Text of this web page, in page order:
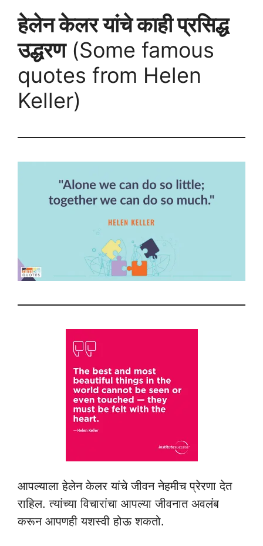
हेलेन केलर यांचे काही प्रसिद्ध
उद्धरण(Some famous
quotes from Helen
Keller)
आपल्याला हेलेन केलर यांचे जीवन नेहमीच प्रेरणा देत
राहिल. त्यांच्या विचारांचा आपल्या जीवनात अवलंब
करून आपणही यशस्वी होऊ शकतो.